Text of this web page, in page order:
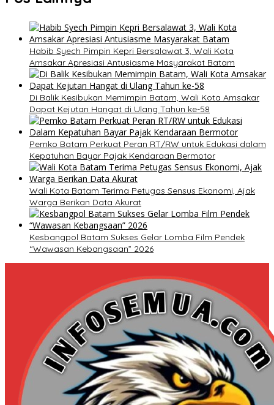
Habib Syech Pimpin Kepri Bersalawat 3, Wali Kota
Amsakar Apresiasi Antusiasme Masyarakat Batam
Di Balik Kesibukan Memimpin Batam, Wali Kota Amsakar
Dapat Kejutan Hangat di Ulang Tahun ke-58
Pemko Batam Perkuat Peran RT/RW untuk Edukasi dalam
Kepatuhan Bayar Pajak Kendaraan Bermotor
Wali Kota Batam Terima Petugas Sensus Ekonomi, Ajak
Warga Berikan Data Akurat
Kesbangpol Batam Sukses Gelar Lomba Film Pendek
“Wawasan Kebangsaan” 2026